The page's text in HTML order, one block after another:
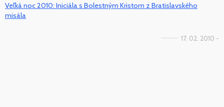
Veľká noc 2010: Iniciála s Bolestným Kristom z Bratislavského
misála
17. 02. 2010 -